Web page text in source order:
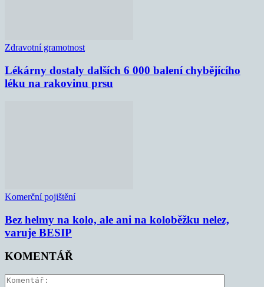
Zdravotní gramotnost
Lékárny dostaly dalších 6 000 balení chybějícího
léku na rakovinu prsu
Komerční pojištění
Bez helmy na kolo, ale ani na koloběžku nelez,
varuje BESIP
KOMENTÁŘ